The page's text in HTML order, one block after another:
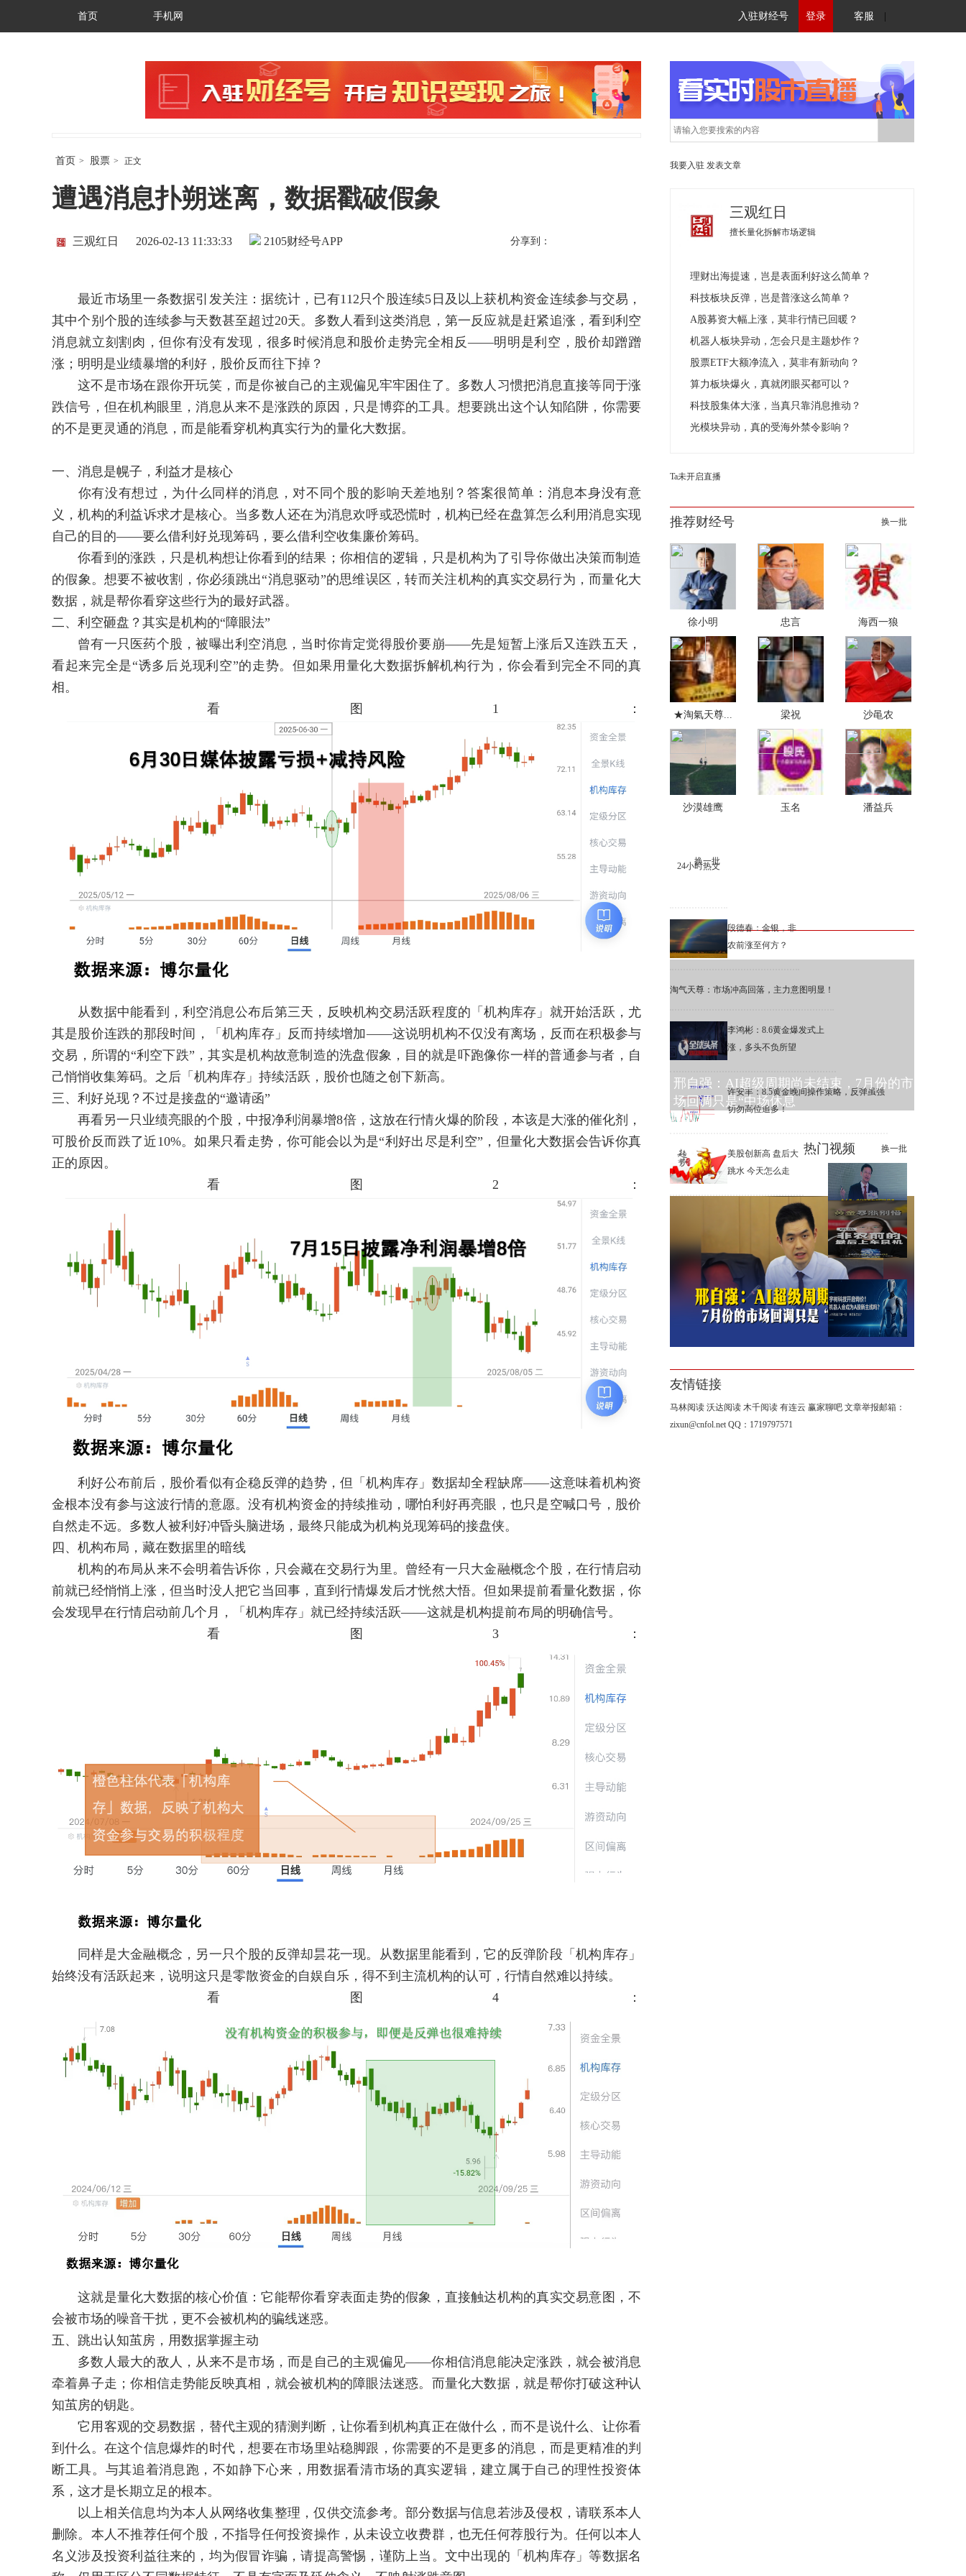
首页 手机网 入驻财经号 登录 客服
首页 > 股票 > 正文
遭遇消息扑朔迷离，数据戳破假象
财经号APP
三观红日 2026-02-13 11:33:33 2107 分享到：
最近市场里一条数据引发关注：据统计，已有112只个股连续5日及以上获机构资金连续参与交易，
其中个别个股的连续参与天数甚至超过20天。多数人看到这类消息，第一反应就是赶紧追涨，看到利空
消息就立刻割肉，但你有没有发现，很多时候消息和股价走势完全相反——明明是利空，股价却蹭蹭
涨；明明是业绩暴增的利好，股价反而往下掉？
这不是市场在跟你开玩笑，而是你被自己的主观偏见牢牢困住了。多数人习惯把消息直接等同于涨
跌信号，但在机构眼里，消息从来不是涨跌的原因，只是博弈的工具。想要跳出这个认知陷阱，你需要
的不是更灵通的消息，而是能看穿机构真实行为的量化大数据。
一、消息是幌子，利益才是核心
你有没有想过，为什么同样的消息，对不同个股的影响天差地别？答案很简单：消息本身没有意
义，机构的利益诉求才是核心。当多数人还在为消息欢呼或恐慌时，机构已经在盘算怎么利用消息实现
自己的目的——要么借利好兑现筹码，要么借利空收集廉价筹码。
你看到的涨跌，只是机构想让你看到的结果；你相信的逻辑，只是机构为了引导你做出决策而制造
的假象。想要不被收割，你必须跳出“消息驱动”的思维误区，转而关注机构的真实交易行为，而量化大
数据，就是帮你看穿这些行为的最好武器。
二、利空砸盘？其实是机构的“障眼法”
曾有一只医药个股，被曝出利空消息，当时你肯定觉得股价要崩——先是短暂上涨后又连跌五天，
看起来完全是“诱多后兑现利空”的走势。但如果用量化大数据拆解机构行为，你会看到完全不同的真
相。
看图1：
从数据中能看到，利空消息公布后第三天，反映机构交易活跃程度的「机构库存」就开始活跃，尤
其是股价连跌的那段时间，「机构库存」反而持续增加——这说明机构不仅没有离场，反而在积极参与
交易，所谓的“利空下跌”，其实是机构故意制造的洗盘假象，目的就是吓跑像你一样的普通参与者，自
己悄悄收集筹码。之后「机构库存」持续活跃，股价也随之创下新高。
三、利好兑现？不过是接盘的“邀请函”
再看另一只业绩亮眼的个股，中报净利润暴增8倍，这放在行情火爆的阶段，本该是大涨的催化剂，
可股价反而跌了近10%。如果只看走势，你可能会以为是“利好出尽是利空”，但量化大数据会告诉你真
正的原因。
看图2：
利好公布前后，股价看似有企稳反弹的趋势，但「机构库存」数据却全程缺席——这意味着机构资
金根本没有参与这波行情的意愿。没有机构资金的持续推动，哪怕利好再亮眼，也只是空喊口号，股价
自然走不远。多数人被利好冲昏头脑进场，最终只能成为机构兑现筹码的接盘侠。
四、机构布局，藏在数据里的暗线
机构的布局从来不会明着告诉你，只会藏在交易行为里。曾经有一只大金融概念个股，在行情启动
前就已经悄悄上涨，但当时没人把它当回事，直到行情爆发后才恍然大悟。但如果提前看量化数据，你
会发现早在行情启动前几个月，「机构库存」就已经持续活跃——这就是机构提前布局的明确信号。
看图3：
同样是大金融概念，另一只个股的反弹却昙花一现。从数据里能看到，它的反弹阶段「机构库存」
始终没有活跃起来，说明这只是零散资金的自娱自乐，得不到主流机构的认可，行情自然难以持续。
看图4：
这就是量化大数据的核心价值：它能帮你看穿表面走势的假象，直接触达机构的真实交易意图，不
会被市场的噪音干扰，更不会被机构的骗线迷惑。
五、跳出认知茧房，用数据掌握主动
多数人最大的敌人，从来不是市场，而是自己的主观偏见——你相信消息能决定涨跌，就会被消息
牵着鼻子走；你相信走势能反映真相，就会被机构的障眼法迷惑。而量化大数据，就是帮你打破这种认
知茧房的钥匙。
它用客观的交易数据，替代主观的猜测判断，让你看到机构真正在做什么，而不是说什么、让你看
到什么。在这个信息爆炸的时代，想要在市场里站稳脚跟，你需要的不是更多的消息，而是更精准的判
断工具。与其追着消息跑，不如静下心来，用数据看清市场的真实逻辑，建立属于自己的理性投资体
系，这才是长期立足的根本。
以上相关信息均为本人从网络收集整理，仅供交流参考。部分数据与信息若涉及侵权，请联系本人
删除。本人不推荐任何个股，不指导任何投资操作，从未设立收费群，也无任何荐股行为。任何以本人
名义涉及投资利益往来的，均为假冒诈骗，请提高警惕，谨防上当。文中出现的「机构库存」等数据名
我要入驻 发表文章
三观红日
擅长量化拆解市场逻辑
理财出海提速，岂是表面利好这么简单？
科技板块反弹，岂是普涨这么简单？
A股募资大幅上涨，莫非行情已回暖？
机器人板块异动，怎会只是主题炒作？
股票ETF大额净流入，莫非有新动向？
算力板块爆火，真就闭眼买都可以？
科技股集体大涨，当真只靠消息推动？
光模块异动，真的受海外禁令影响？
Ta未开启直播
推荐财经号 换一批
徐小明 忠言 海西一狼
★淘氣天尊... 梁祝 沙黾农
沙漠雄鹰 玉名 潘益兵
24小时热文
换一批
段德春：金银，非
农前涨至何方？
淘气天尊：市场冲高回落，主力意图明显！
李鸿彬：8.6黄金爆发式上
涨，多头不负所望
许安丰：8.5黄金晚间操作策略，反弹虽强
切勿高位追多！
美股创新高 盘后大
跳水 今天怎么走
热门视频 换一批
邢自强：AI超级周期尚未结束，7月份的市
场回调只是“中场休息
李大霄：我们要吸取韩国的教
【南篱】黄金大涨也有机会
宇树科技开启询价！机器人会
友情链接
马林阅读 沃达阅读 木千阅读 有连云 赢家聊吧 文章举报邮箱：
zixun@cnfol.net QQ：1719797571